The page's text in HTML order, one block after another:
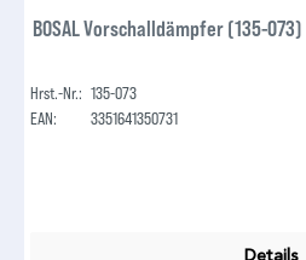
BOSAL Vorschalldämpfer (135-073)
Hrst.-Nr.: 135-073
EAN:
3351641350731
Details